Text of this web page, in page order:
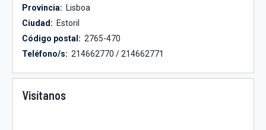
Provincia: Lisboa
Ciudad: Estoril
Código postal: 2765-470
Teléfono/s: 214662770 / 214662771
Visítanos